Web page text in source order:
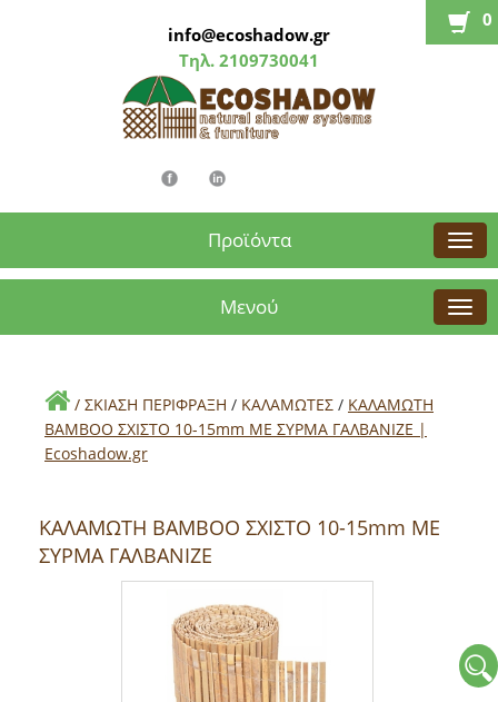
info@ecoshadow.gr
Τηλ. 2109730041
0
Προϊόντα
Μενού
/ ΣΚΙΑΣΗ ΠΕΡΙΦΡΑΞΗ / ΚΑΛΑΜΩΤΕΣ / ΚΑΛΑΜΩΤΗ
ΒΑΜΒΟΟ ΣΧΙΣΤΟ 10-15mm ΜΕ ΣΥΡΜΑ ΓΑΛΒΑΝΙΖΕ |
Εcoshadow.gr
ΚΑΛΑΜΩΤΗ ΒΑΜΒΟΟ ΣΧΙΣΤΟ 10-15mm ΜΕ
ΣΥΡΜΑ ΓΑΛΒΑΝΙΖΕ